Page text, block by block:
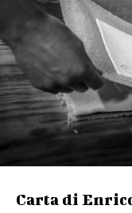
Carta di